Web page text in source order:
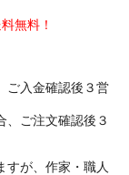
無料！
入金確認後３営
ご注文確認後３
が、作家・職人